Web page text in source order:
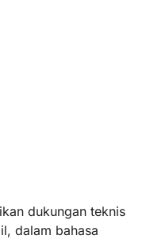
dukungan teknis
dalam bahasa